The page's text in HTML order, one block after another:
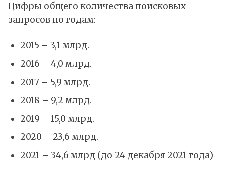
Цифры общего количества поисковых
запросов по годам:
2015 – 3,1 млрд.
2016 – 4,0 млрд.
2017 – 5,9 млрд.
2018 – 9,2 млрд.
2019 – 15,0 млрд.
2020 – 23,6 млрд.
2021 – 34,6 млрд (до 24 декабря 2021 года)